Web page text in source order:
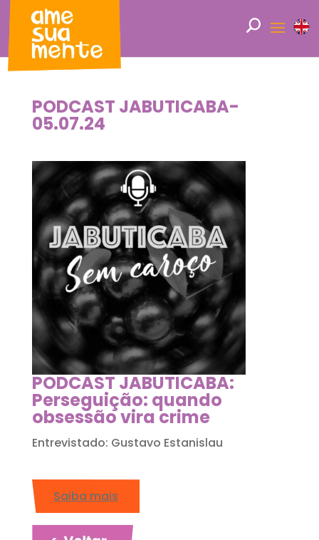
PODCAST JABUTICABA-
05.07.24
PODCAST JABUTICABA:
Perseguição: quando
obsessão vira crime
Entrevistado: Gustavo Estanislau
Saiba mais